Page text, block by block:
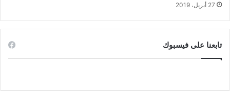
27 أبريل، 2019
تابعنا على فيسبوك